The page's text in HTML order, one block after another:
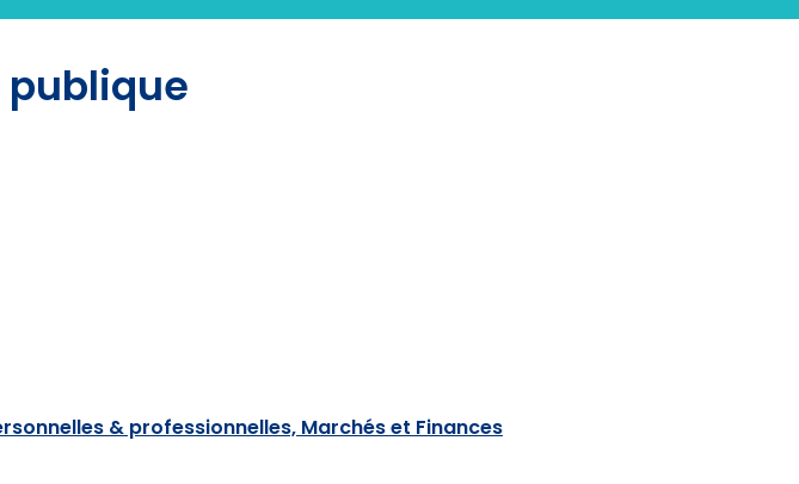
& professionnelles, Marchés et Finances